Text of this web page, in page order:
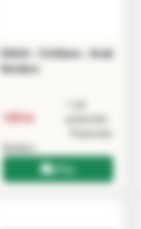
SAGA - Civilians - Arab
Herders
129 kr
1 på
postorder
Butiken
Köp